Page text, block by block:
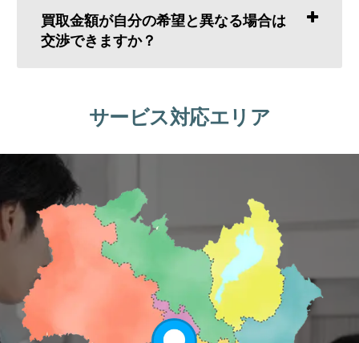
買取金額が自分の希望と異なる場合は
交渉できますか？
サービス対応エリア